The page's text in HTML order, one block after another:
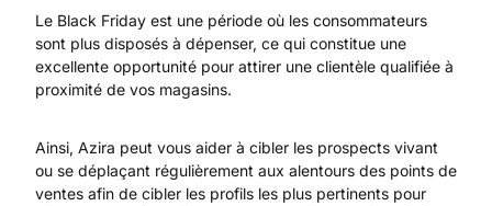
Le Black Friday est une période où les consommateurs
sont plus disposés à dépenser, ce qui constitue une
excellente opportunité pour attirer une clientèle qualifiée à
proximité de vos magasins.
Ainsi, Azira peut vous aider à cibler les prospects vivant
ou se déplaçant régulièrement aux alentours des points de
ventes afin de cibler les profils les plus pertinents pour